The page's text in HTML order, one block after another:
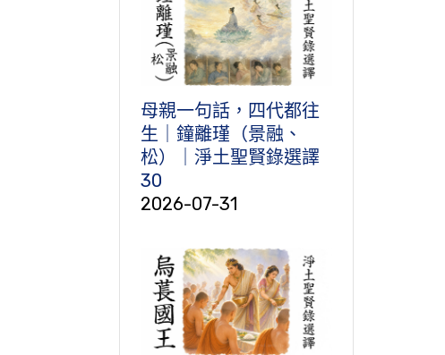
母親一句話，四代都往
生｜鐘離瑾（景融、
松）｜淨土聖賢錄選譯
30
2026-07-31